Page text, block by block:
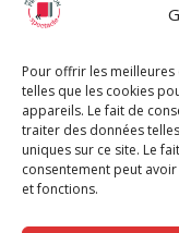
Pour offrir les
telles que les cookies
appareils. Le fait de
traiter des données
uniques sur ce site. Le
consentement peut
et fonctions.
Chèque
Chèque
Chèque
G-Pods
Profession